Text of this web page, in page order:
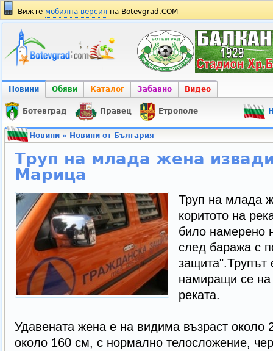
Вижте мобилна версия на Botevgrad.COM
Новини Обяви Каталог Забавно Видео
Ботевград Правец Етрополе
Новини» Новини от България
Труп на млада жена
Марица
Труп на млада
коритото на
било намерено
след баража с
защита".Трупът
намиращи се на
реката.
Удавената жена е на видима възраст около
около 160 см, с нормално телосложение,